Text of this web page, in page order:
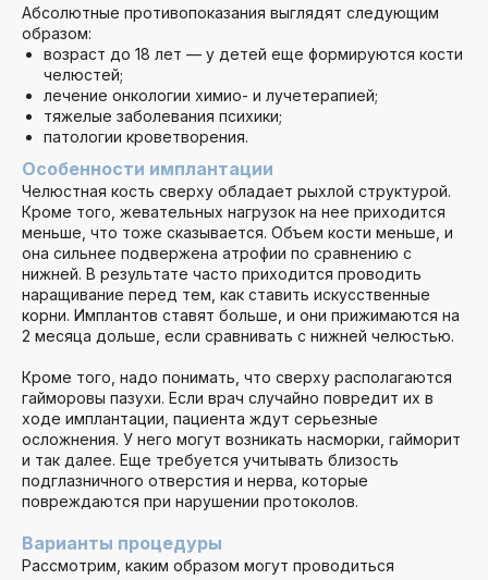
Абсолютные противопоказания выглядят следующим
образом:
возраст до 18 лет — у детей еще формируются кости
челюстей;
лечение онкологии химио- и лучетерапией;
тяжелые заболевания психики;
патологии кроветворения.
Особенности имплантации
Челюстная кость сверху обладает рыхлой структурой.
Кроме того, жевательных нагрузок на нее приходится
меньше, что тоже сказывается. Объем кости меньше, и
она сильнее подвержена атрофии по сравнению с
нижней. В результате часто приходится проводить
наращивание перед тем, как ставить искусственные
корни. Имплантов ставят больше, и они прижимаются на
2 месяца дольше, если сравнивать с нижней челюстью.
Кроме того, надо понимать, что сверху располагаются
гайморовы пазухи. Если врач случайно повредит их в
ходе имплантации, пациента ждут серьезные
осложнения. У него могут возникать насморки, гайморит
и так далее. Еще требуется учитывать близость
подглазничного отверстия и нерва, которые
повреждаются при нарушении протоколов.
Варианты процедуры
Рассмотрим, каким образом могут проводиться